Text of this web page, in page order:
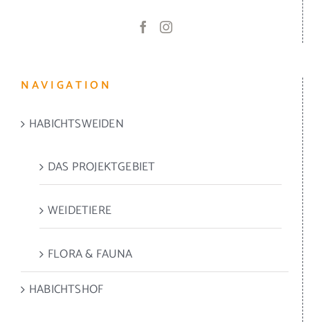
NAVIGATION
HABICHTSWEIDEN
DAS PROJEKTGEBIET
WEIDETIERE
FLORA & FAUNA
HABICHTSHOF